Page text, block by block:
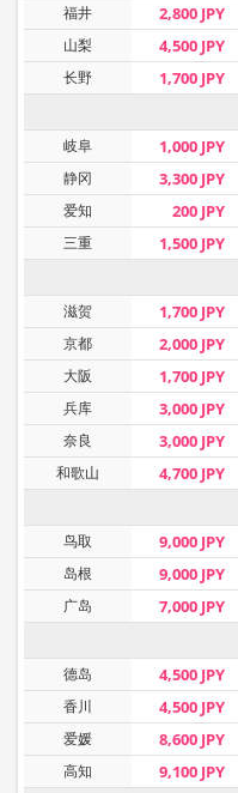
福井
2,800 JPY
山梨
4,500 JPY
长野
1,700 JPY
岐阜
1,000 JPY
静冈
3,300 JPY
爱知
200 JPY
三重
1,500 JPY
滋贺
1,700 JPY
京都
2,000 JPY
大阪
1,700 JPY
兵库
3,000 JPY
奈良
3,000 JPY
和歌山
4,700 JPY
鸟取
9,000 JPY
岛根
9,000 JPY
广岛
7,000 JPY
德岛
4,500 JPY
香川 4,500 JPY
爱媛 8,600 JPY
高知 9,100 JPY